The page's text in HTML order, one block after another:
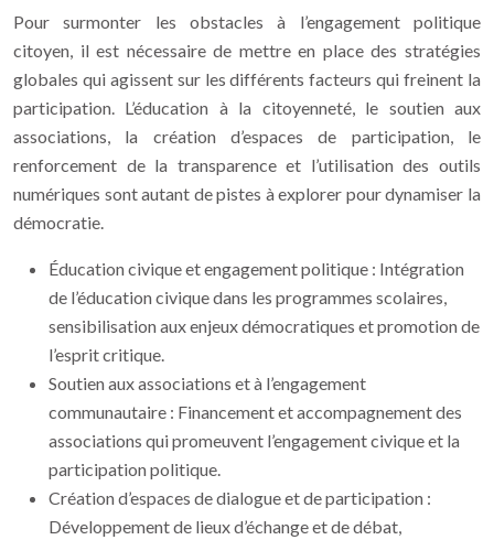
Pour surmonter les obstacles à l’engagement politique
citoyen, il est nécessaire de mettre en place des stratégies
globales qui agissent sur les différents facteurs qui freinent la
participation. L’éducation à la citoyenneté, le soutien aux
associations, la création d’espaces de participation, le
renforcement de la transparence et l’utilisation des outils
numériques sont autant de pistes à explorer pour dynamiser la
démocratie.
Éducation civique et engagement politique : Intégration
de l’éducation civique dans les programmes scolaires,
sensibilisation aux enjeux démocratiques et promotion de
l’esprit critique.
Soutien aux associations et à l’engagement
communautaire : Financement et accompagnement des
associations qui promeuvent l’engagement civique et la
participation politique.
Création d’espaces de dialogue et de participation :
Développement de lieux d’échange et de débat,